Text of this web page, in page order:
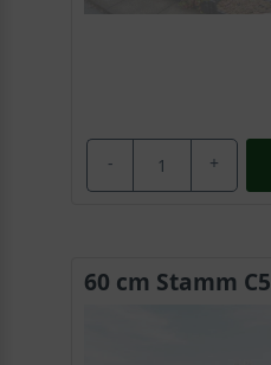
- +
60 cm Stamm C5